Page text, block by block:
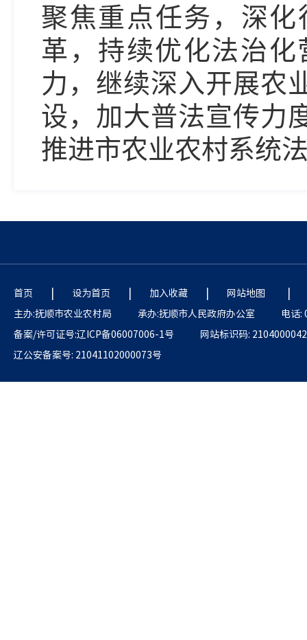
聚焦重点任务，深
革，持续优化法治
力， 继续深入开展农
设，加大普法宣传力
推进市农业农村系统
首页 | 设为首页 | 加入收藏 | 网站地图 |
主办:抚顺市农业农村局 承办:抚顺市人民政府办公室
电话:
备案/许可证号:辽ICP备06007006-1号
网站标识码: 2104000042
辽公安备案号: 21041102000073号